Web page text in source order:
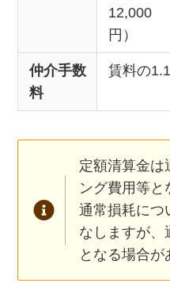
12,000
円）
仲介手数
料
賃料の
定額清算金は
ング費用等と
通常損耗につ
なしますが、
となる場合が